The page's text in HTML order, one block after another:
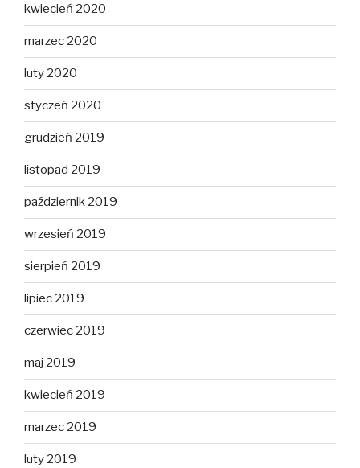
kwiecień 2020
marzec 2020
luty 2020
styczeń 2020
grudzień 2019
listopad 2019
październik 2019
wrzesień 2019
sierpień 2019
lipiec 2019
czerwiec 2019
maj 2019
kwiecień 2019
marzec 2019
luty 2019